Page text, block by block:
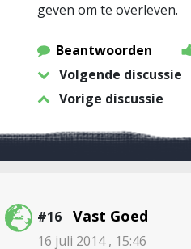
geven om te overleven.
Beantwoorden
Volgende discussie
Vorige discussie
#16 Vast Goed
16 juli 2014 , 15:46